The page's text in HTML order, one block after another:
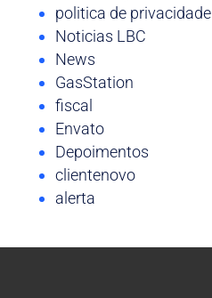
politica de privacidade
Noticias LBC
News
GasStation
fiscal
Envato
Depoimentos
clientenovo
alerta